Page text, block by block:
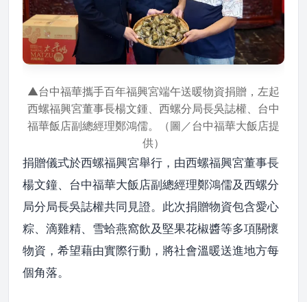
▲台中福華攜手百年福興宮端午送暖物資捐贈，左起
西螺福興宮董事長楊文鍾、西螺分局長吳誌權、台中
福華飯店副總經理鄭鴻儒。（圖／台中福華大飯店提
供）
捐贈儀式於西螺福興宮舉行，由西螺福興宮董事長
楊文鐘、台中福華大飯店副總經理鄭鴻儒及西螺分
局分局長吳誌權共同見證。此次捐贈物資包含愛心
粽、滴雞精、雪蛤燕窩飲及堅果花椒醬等多項關懷
物資，希望藉由實際行動，將社會溫暖送進地方每
個角落。